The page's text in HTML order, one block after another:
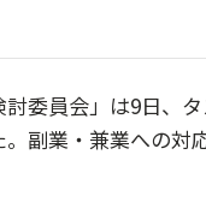
委員会」は9日、
副業・兼業への対